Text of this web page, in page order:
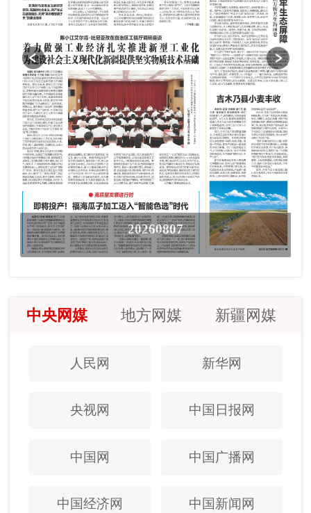
20260807
中央网媒 地方网媒 新疆网媒
人民网 新华网
央视网 中国日报网
中国网 中国广播网
中国经济网 中国新闻网